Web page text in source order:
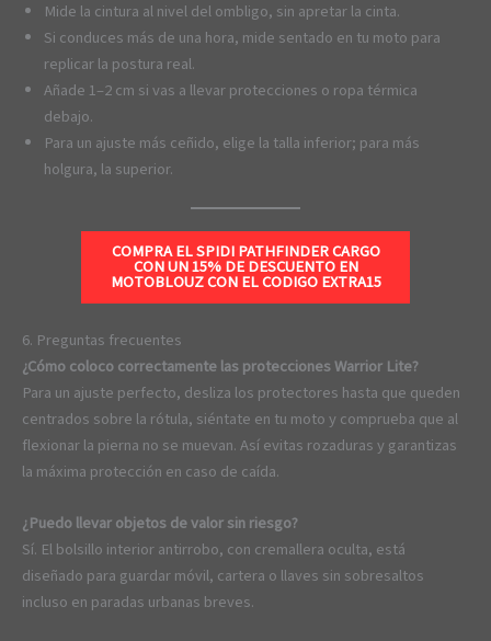
Mide la cintura al nivel del ombligo, sin apretar la cinta.
Si conduces más de una hora, mide sentado en tu moto para
replicar la postura real.
Añade 1–2 cm si vas a llevar protecciones o ropa térmica
debajo.
Para un ajuste más ceñido, elige la talla inferior; para más
holgura, la superior.
COMPRA EL SPIDI PATHFINDER CARGO
CON UN 15% DE DESCUENTO EN
MOTOBLOUZ CON EL CODIGOEXTRA15
6. Preguntas frecuentes
¿Cómo coloco correctamente las protecciones Warrior Lite?
Para un ajuste perfecto, desliza los protectores hasta que queden
centrados sobre la rótula, siéntate en tu moto y comprueba que al
flexionar la pierna no se muevan. Así evitas rozaduras y garantizas
la máxima protección en caso de caída.
¿Puedo llevar objetos de valor sin riesgo?
Sí. El bolsillo interior antirrobo, con cremallera oculta, está
diseñado para guardar móvil, cartera o llaves sin sobresaltos
incluso en paradas urbanas breves.